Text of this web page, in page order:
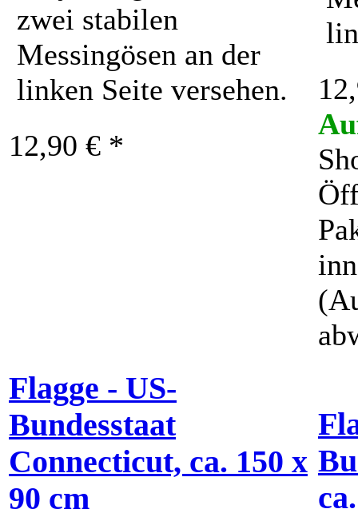
zwei stabilen
Messingösen an der
linken Seite versehen.
12,90 € *
Flagge - US-
Bundesstaat
Connecticut, ca. 150 x
90 cm